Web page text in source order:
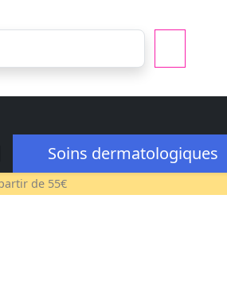
Soins dermatologiques
de 55€